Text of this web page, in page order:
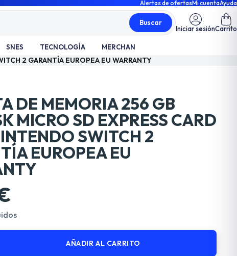
Alertas de ofertasMi cuentaAyuda
Buscar
Iniciar sesiónCarrito
SNES TECNOLOGÍA MERCHAN
2 GARANTÍA EUROPEA EU WARRANTY
DE MEMORIA 256 GB
MICRO SD EXPRESS CARD
SWITCH 2
EUROPEA EU
AÑADIR AL CARRITO